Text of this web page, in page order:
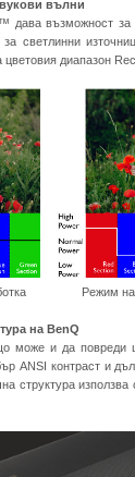
вълни
дава възможност
светлинни
диапазон
Режим на
на BenQ
може и да повреди
ANSI контраст и
структура